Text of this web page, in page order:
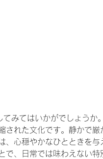
みてはいかがでしょうか
された文化です。静かで厳
、心穏やかなひとときを与
で、日常では味わえない特